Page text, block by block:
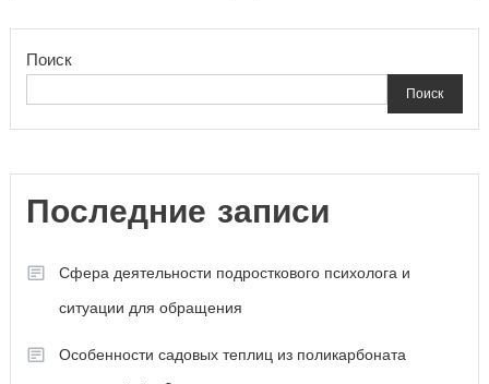
записям
Поиск
Поиск
Последние записи
Сфера деятельности подросткового психолога и
ситуации для обращения
Особенности садовых теплиц из поликарбоната